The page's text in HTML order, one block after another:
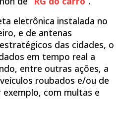
eletrônica instalada no
e de antenas
das cidades, o
em tempo real a
entre outras ações, a
roubados e/ou de
com multas e